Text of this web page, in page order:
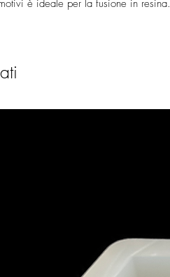
è ideale per la fusione in resina.